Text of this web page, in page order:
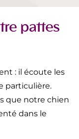
pattes
: il écoute les
particulière.
que notre chien
dans le